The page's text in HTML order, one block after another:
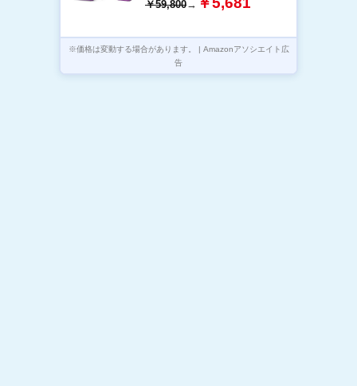
￥59,800→
※価格は変動する場合があります。 | Amazonアソシエイト広
告